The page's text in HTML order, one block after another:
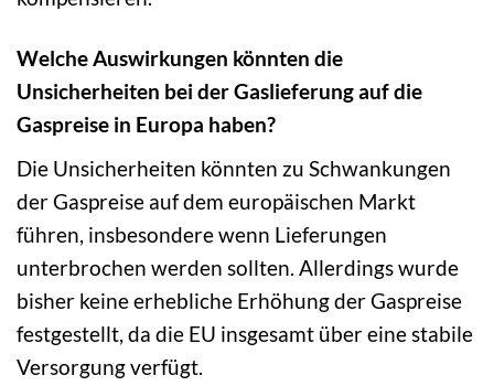
Welche Auswirkungen könnten die
Unsicherheiten bei der Gaslieferung auf die
Gaspreise in Europa haben?
Die Unsicherheiten könnten zu Schwankungen
der Gaspreise auf dem europäischen Markt
führen, insbesondere wenn Lieferungen
unterbrochen werden sollten. Allerdings wurde
bisher keine erhebliche Erhöhung der Gaspreise
festgestellt, da die EU insgesamt über eine stabile
Versorgung verfügt.